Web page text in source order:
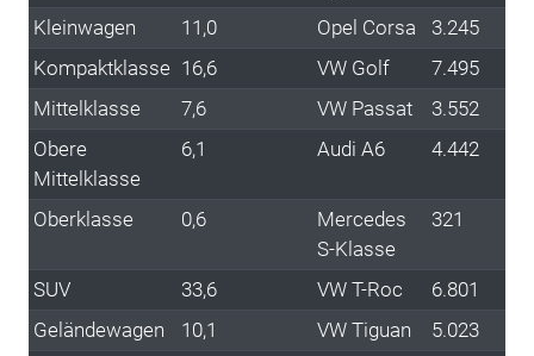
Kleinwagen 11,0 Opel Corsa
3.245
Kompaktklasse 16,6 VW Golf
7.495
Mittelklasse
7,6 VW Passat
3.552
Obere
Mittelklasse
6,1 Audi A6 4.442
Oberklasse 0,6
Mercedes
S-Klasse
321
SUV 33,6 VW T-Roc
6.801
Geländewagen
10,1 VW Tiguan
5.023